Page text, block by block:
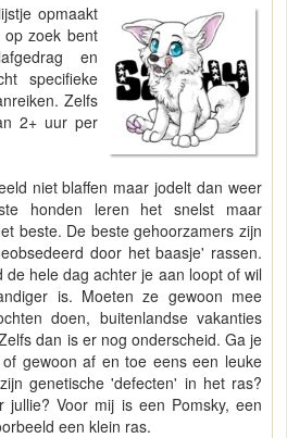
opmaakt
zoek bent
en
specifieke
Zelfs
2+ uur per
niet blaffen maar jodelt dan weer
honden leren het snelst maar
beste. De beste gehoorzamers zijn
door het baasje' rassen.
hele dag achter je aan loopt of wil
is. Moeten ze gewoon mee
doen, buitenlandse vakanties
dan is er nog onderscheid. Ga je
gewoon af en toe eens een leuke
genetische 'defecten' in het ras?
Voor mij is een Pomsky, een
een klein ras.